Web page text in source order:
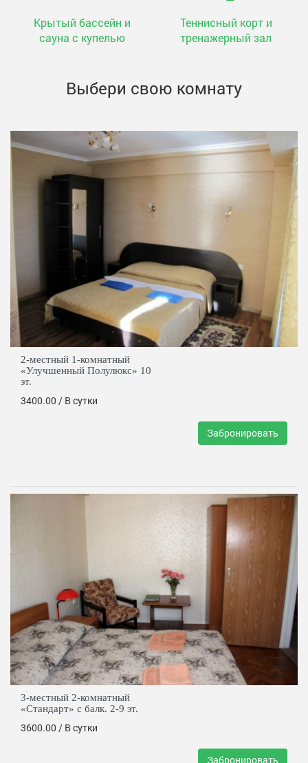
Крытый бассейн и
сауна с купелью
Теннисный корт и
тренажерный зал
Выбери свою комнату
2-местный 1-комнатный
«Улучшенный Полулюкс» 10
эт.
3400.00 / В сутки
Забронировать
3-местный 2-комнатный
«Стандарт» с балк. 2-9 эт.
3600.00 / В сутки
Забронировать